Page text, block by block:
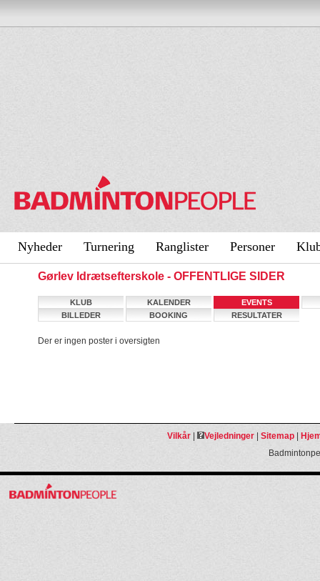
Nyheder Turnering Ranglister Personer
Gørlev Idrætsefterskole - OFFENTLIGE SIDER
KLUB KALENDER
EVENTS
BILLEDER
BOOKING RESULTATER
Der er ingen poster i oversigten
Vilkår| Vejledninger| Sitemap|